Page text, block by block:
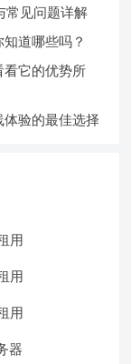
常见问题详解
道哪些吗？
看它的优势所
验的最佳选择
用
用
用
器